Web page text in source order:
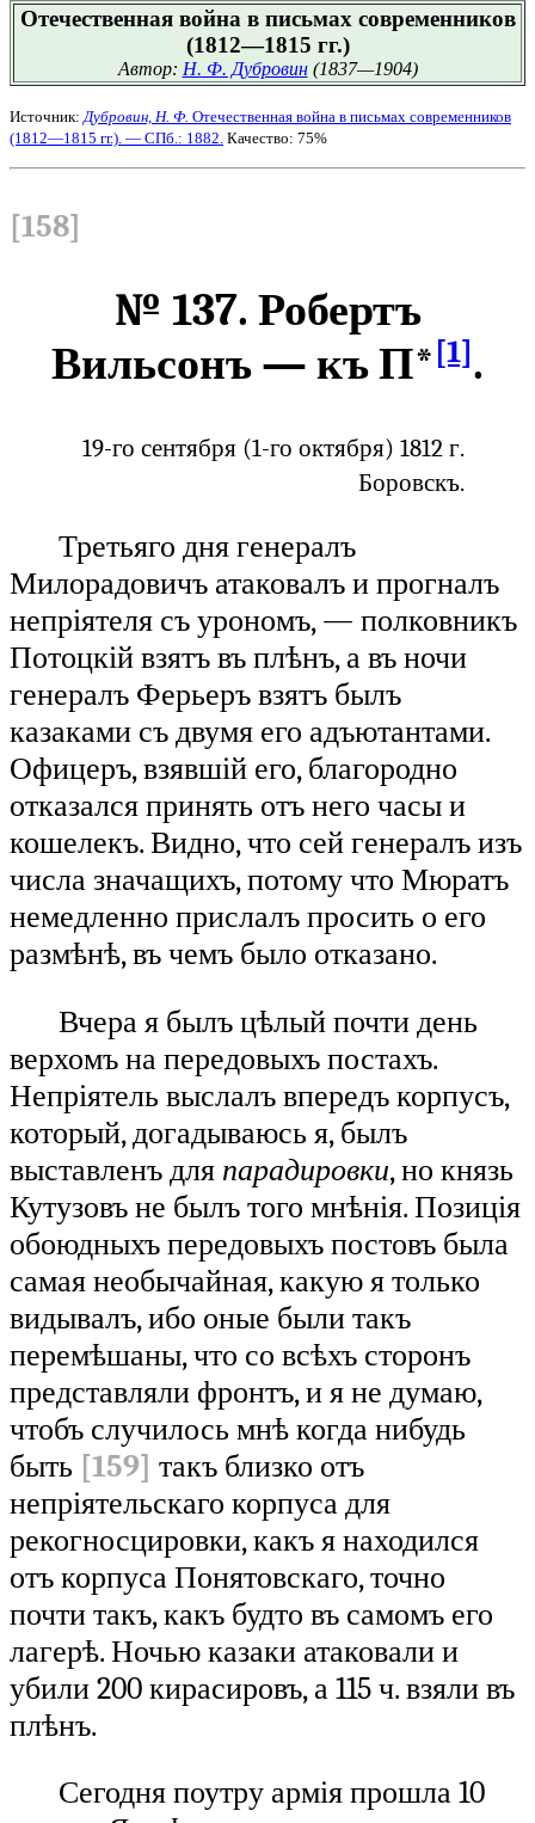
Отечественная война в письмах современников
(1812—1815 гг.)
Автор: Н. Ф. Дубровин(1837—1904)
Источник: Дубровин, Н. Ф. Отечественная война в письмах современников
(1812—1815 гг.). — СПб.: 1882. Качество: 75%
[158]
№ 137. Робертъ
Вильсонъ — къ П*[1].
19-го сентября (1-го октября) 1812 г.
Боровскъ.
Третьяго дня генералъ
Милорадовичъ атаковалъ и прогналъ
непріятеля съ урономъ, — полковникъ
Потоцкій взятъ въ плѣнъ, а въ ночи
генералъ Ферьеръ взятъ былъ
казаками съ двумя его адъютантами.
Офицеръ, взявшій его, благородно
отказался принять отъ него часы и
кошелекъ. Видно, что сей генералъ изъ
числа значащихъ, потому что Мюратъ
немедленно прислалъ просить о его
размѣнѣ, въ чемъ было отказано.
Вчера я былъ цѣлый почти день
верхомъ на передовыхъ постахъ.
Непріятель выслалъ впередъ корпусъ,
который, догадываюсь я, былъ
выставленъ для парадировки, но князь
Кутузовъ не былъ того мнѣнія. Позиція
обоюдныхъ передовыхъ постовъ была
самая необычайная, какую я только
видывалъ, ибо оные были такъ
перемѣшаны, что со всѣхъ сторонъ
представляли фронтъ, и я не думаю,
чтобъ случилось мнѣ когда нибудь
быть [159] такъ близко отъ
непріятельскаго корпуса для
рекогносцировки, какъ я находился
отъ корпуса Понятовскаго, точно
почти такъ, какъ будто въ самомъ его
лагерѣ. Ночью казаки атаковали и
убили 200 кирасировъ, а 115 ч. взяли въ
плѣнъ.
Сегодня поутру армія прошла 10